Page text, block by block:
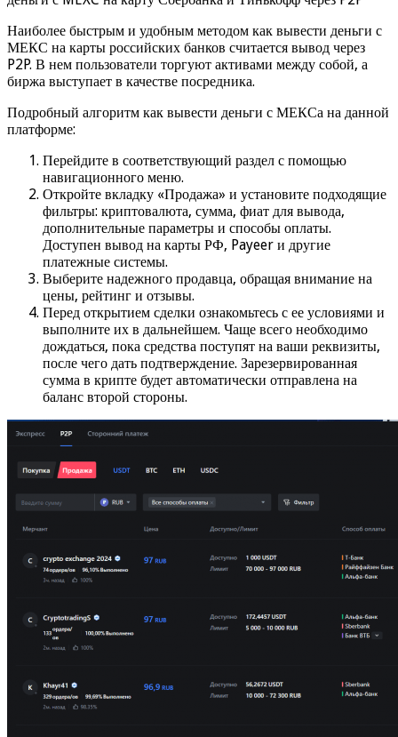
Наиболее быстрым и удобным методом как вывести деньги с
МЕКС на карты российских банков считается вывод через
P2P. В нем пользователи торгуют активами между собой, а
биржа выступает в качестве посредника.
Подробный алгоритм как вывести деньги с МЕКСа на данной
платформе:
Перейдите в соответствующий раздел с помощью
навигационного меню.
Откройте вкладку «Продажа» и установите подходящие
фильтры: криптовалюта, сумма, фиат для вывода,
дополнительные параметры и способы оплаты.
Доступен вывод на карты РФ, Payeer и другие
платежные системы.
Выберите надежного продавца, обращая внимание на
цены, рейтинг и отзывы.
Перед открытием сделки ознакомьтесь с ее условиями и
выполните их в дальнейшем. Чаще всего необходимо
дождаться, пока средства поступят на ваши реквизиты,
после чего дать подтверждение. Зарезервированная
сумма в крипте будет автоматически отправлена на
баланс второй стороны.